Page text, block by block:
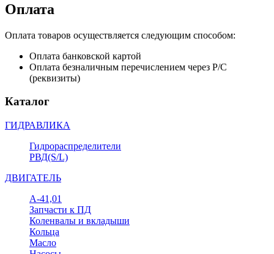
Оплата
Оплата товаров осуществляется следующим способом:
Оплата банковской картой
Оплата безналичным перечислением через Р/С
(реквизиты)
Каталог
ГИДРАВЛИКА
Гидрораспределители
РВД(S/L)
ДВИГАТЕЛЬ
А-41,01
Запчасти к ПД
Коленвалы и вкладыши
Кольца
Масло